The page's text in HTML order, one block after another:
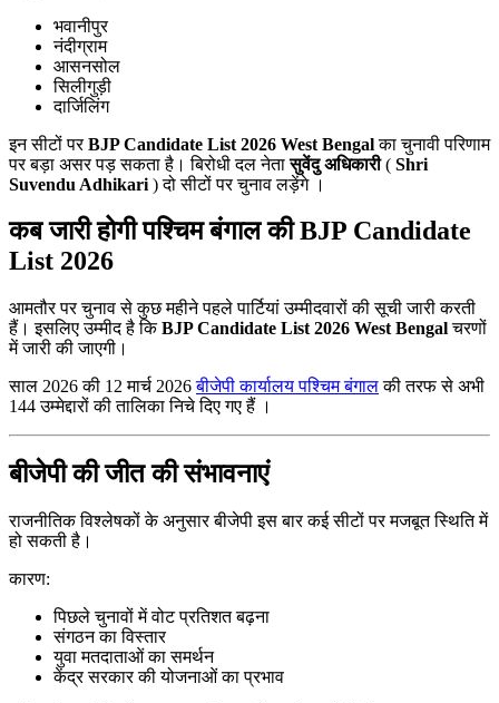
भवानीपुर
नंदीग्राम
आसनसोल
सिलीगुड़ी
दार्जिलिंग
इन सीटों परBJP Candidate List 2026 West Bengalका चुनावी परिणाम
पर बड़ा असर पड़ सकता है। बिरोधी दल नेतासुवेंदु अधिकारी( Shri
Suvendu Adhikari ) दो सीटों पर चुनाव लड़ेंगे ।
कब जारी होगी पश्चिम बंगाल की BJP Candidate
List 2026
आमतौर पर चुनाव से कुछ महीने पहले पार्टियां उम्मीदवारों की सूची जारी करती
हैं। इसलिए उम्मीद है किBJP Candidate List 2026 West Bengalचरणों
में जारी की जाएगी।
साल 2026 की 12 मार्च 2026बीजेपी कार्यालय पश्चिम बंगालकी तरफ से अभी
144 उम्मेद्दारों की तालिका निचे दिए गए हैं ।
बीजेपी की जीत की संभावनाएं
राजनीतिक विश्लेषकों के अनुसार बीजेपी इस बार कई सीटों पर मजबूत स्थिति में
हो सकती है।
कारण:
पिछले चुनावों में वोट प्रतिशत बढ़ना
संगठन का विस्तार
युवा मतदाताओं का समर्थन
केंद्र सरकार की योजनाओं का प्रभाव